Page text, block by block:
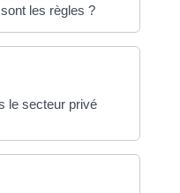
les règles ?
le secteur privé